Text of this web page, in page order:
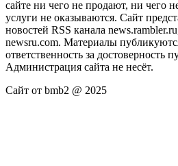
сайте ни чего не продают, ни чего
услуги не оказываются. Сайт
новостей RSS канала
newsru.com. Материалы
ответственность за достоверность
Администрация сайта не несёт.
Сайт от bmb2 @ 2025